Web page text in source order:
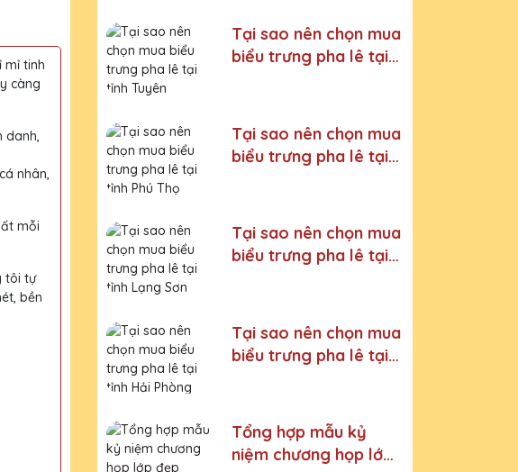
mỉ tinh
càng
danh,
nhân,
mỗi
tôi tự
bền
Tại sao nên chọn mua
biểu trưng pha lê tại
Tại sao nên chọn mua
biểu trưng pha lê tại
Tại sao nên chọn mua
biểu trưng pha lê tại
Tại sao nên chọn mua
biểu trưng pha lê tại
Tổng hợp mẫu kỷ
niệm chương họp lớp